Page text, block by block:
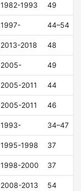
1982-1993 49
1997- 44–54
2013-2018 48
2005- 49
2005-2011 44
2005-2011 46
1993- 34–47
1995-1998 37
1998-2000 37
2008-2013 54